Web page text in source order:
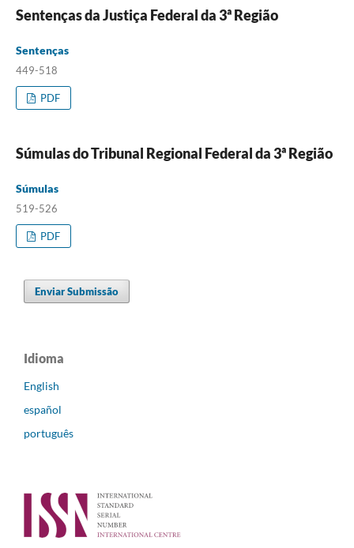
Sentenças da Justiça Federal da 3ª Região
Sentenças
449-518
PDF
Súmulas do Tribunal Regional Federal da 3ª Região
Súmulas
519-526
PDF
Enviar Submissão
Idioma
English
español
português